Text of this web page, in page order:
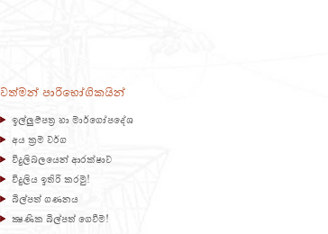
වත්මන් පාරිභෝගිකයින්
ඉල්ලුම්පත්‍ර හා මාර්ගෝපදේශ
අය ක්‍රම වර්ග
විදුලිබලයෙන් ආරක්ෂාව
විදුලිය ඉතිරි කරමු!
බිල්පත් ගණනය
ක්‍ෂණික බිල්පත් ගෙවීම!